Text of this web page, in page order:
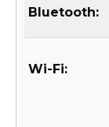
Bluetooth:
Wi-Fi: